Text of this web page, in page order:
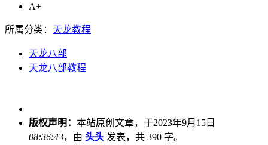
A+
所属分类： 天龙教程
天龙八部
天龙八部教程
版权声明： 本站原创文章，于2023年9月15日
08:36:43，由 头头 发表，共 390 字。